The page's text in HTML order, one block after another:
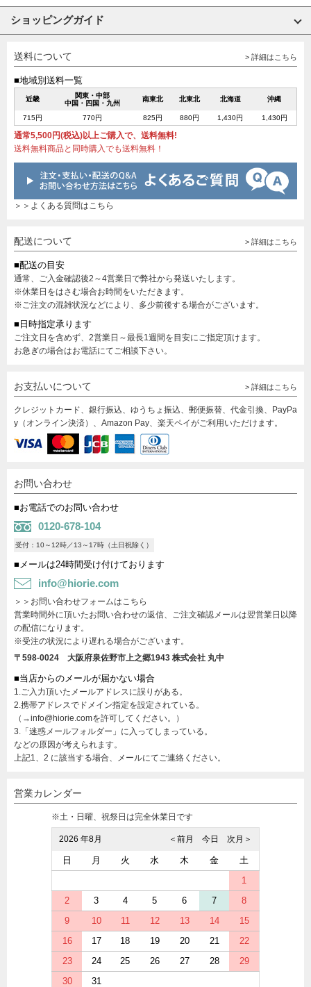
ショッピングガイド
送料について > 詳細はこちら
■地域別送料一覧
近畿
関東・中部
中国・四国・九州
南東北 北東北 北海道 沖縄
715円 770円 825円 880円 1,430円 1,430円
通常5,500円(税込)以上ご購入で、送料無料!
送料無料商品と同時購入でも送料無料！
＞＞よくある質問はこちら
配送について > 詳細はこちら
■配送の目安
通常、ご入金確認後2～4営業日で弊社から発送いたします。
※休業日をはさむ場合お時間をいただきます。
※ご注文の混雑状況などにより、多少前後する場合がございます。
■日時指定承ります
ご注文日を含めず、2営業日～最長1週間を目安にご指定頂けます。
お急ぎの場合はお電話にてご相談下さい。
お支払いについて > 詳細はこちら
クレジットカード、銀行振込、ゆうちょ振込、郵便振替、代金引換、PayPa
y（オンライン決済）、Amazon Pay、楽天ペイがご利用いただけます。
お問い合わせ
■お電話でのお問い合わせ
0120-678-104
受付：10～12時／13～17時（土日祝除く）
■メールは24時間受け付けております
info@hiorie.com
＞＞お問い合わせフォームはこちら
営業時間外に頂いたお問い合わせの返信、ご注文確認メールは翌営業日以降
の配信になります。
※受注の状況により遅れる場合がございます。
〒598-0024 大阪府泉佐野市上之郷1943 株式会社 丸中
■当店からのメールが届かない場合
1.ご入力頂いたメールアドレスに誤りがある。
2.携帯アドレスでドメイン指定を設定されている。
（→info@hiorie.comを許可してください。）
3.「迷惑メールフォルダー」に入ってしまっている。
などの原因が考えられます。
上記1、2 に該当する場合、メールにてご連絡ください。
営業カレンダー
※土・日曜、祝祭日は完全休業日です
2026 年8月 次月＞
今日
＜前月
日 月 火 水 木 金
土
1
2
3 4 5 6 7
8
9
10 11 12 13 14
15
16
17 18 19 20 21
22
23
24 25 26 27 28
29
30
31